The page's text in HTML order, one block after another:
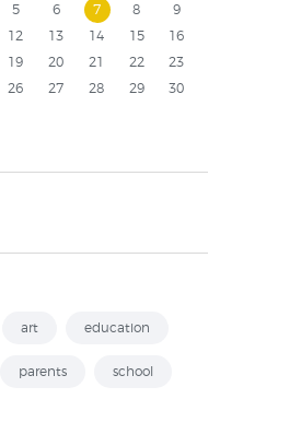
5 6 7 8
9
12 13 14 15
16
19 20 21 22
23
26 27 28 29
30
art education
parents school